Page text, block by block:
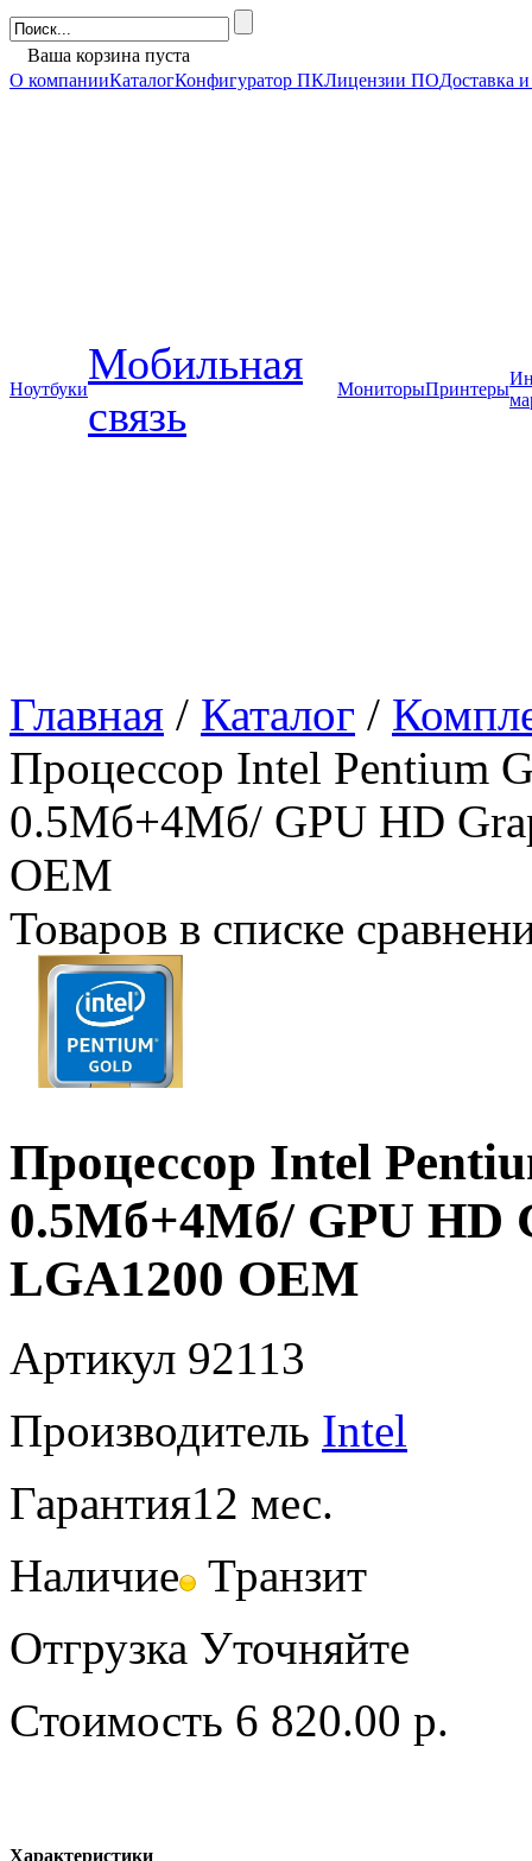
Ваша корзина пуста
О компанииКаталогКонфигуратор ПКЛицензии ПОДоставка
Ноутбуки
Мобильная
связь
МониторыПринтеры
Главная / Каталог /
Процессор Intel Pentium
0.5Мб+4Мб/ GPU HD
OEM
Товаров в списке
Процессор Intel
0.5Мб+4Мб/ GPU HD
LGA1200 OEM
Артикул 92113
Производитель Intel
Гарантия12 мес.
Наличие Транзит
Отгрузка Уточняйте
Стоимость 6 820.00 р.
Характеристики